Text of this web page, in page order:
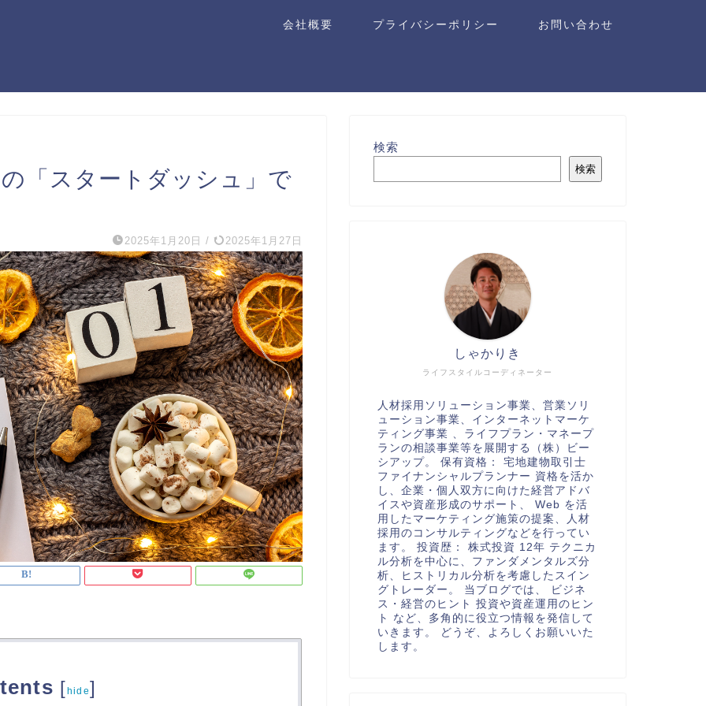
会社概要 プライバシーポリシー お問い合わせ
「スタートダッシュ」で
2025年1月20日 / 2025年1月27日
[hide]
検索
検索
ライフスタイルコーディネーター
しゃかりき
人材採用ソリューション事業、営業ソリ
ューション事業、インターネットマーケ
ティング事業 、ライフプラン・マネープ
ランの相談事業等を展開する（株）ビー
シアップ。 保有資格： 宅地建物取引士
ファイナンシャルプランナー 資格を活か
し、企業・個人双方に向けた経営アドバ
イスや資産形成のサポート、 Web を活
用したマーケティング施策の提案、人材
採用のコンサルティングなどを行ってい
ます。 投資歴： 株式投資 12年 テクニカ
ル分析を中心に、ファンダメンタルズ分
析、ヒストリカル分析を考慮したスイン
グトレーダー。 当ブログでは、 ビジネ
ス・経営のヒント 投資や資産運用のヒン
ト など、多角的に役立つ情報を発信して
いきます。 どうぞ、よろしくお願いいた
します。